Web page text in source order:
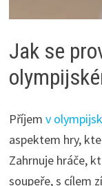
Jak se
Příjem v
aspektem hry,
Zahrnuje hráče,
soupeře, s cílem